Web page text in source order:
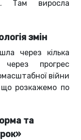
Там виросла
змін
через кілька
через прогрес
війни
що розкажемо по
та